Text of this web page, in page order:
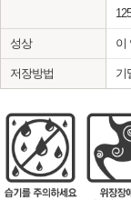
성상 이
저장방법 기